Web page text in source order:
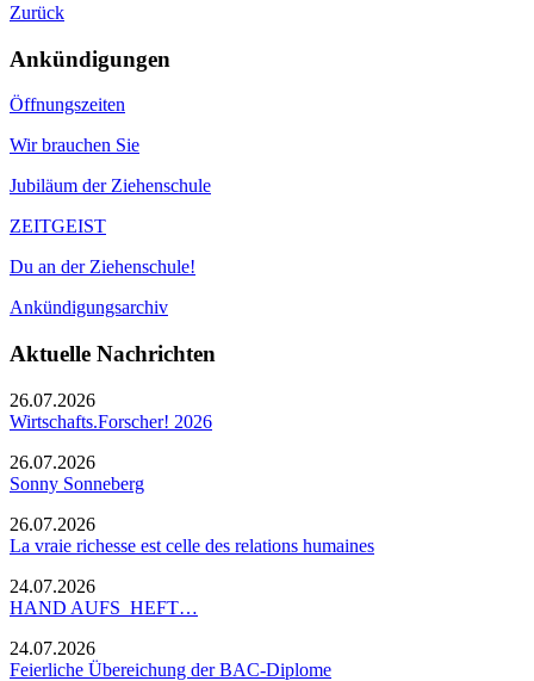
Zurück
Ankündigungen
Öffnungszeiten
Wir brauchen Sie
Jubiläum der Ziehenschule
ZEITGEIST
Du an der Ziehenschule!
Ankündigungsarchiv
Aktuelle Nachrichten
26.07.2026
Wirtschafts.Forscher! 2026
26.07.2026
Sonny Sonneberg
26.07.2026
La vraie richesse est celle des relations humaines
24.07.2026
HAND AUFS HEFT…
24.07.2026
Feierliche Übereichung der BAC-Diplome